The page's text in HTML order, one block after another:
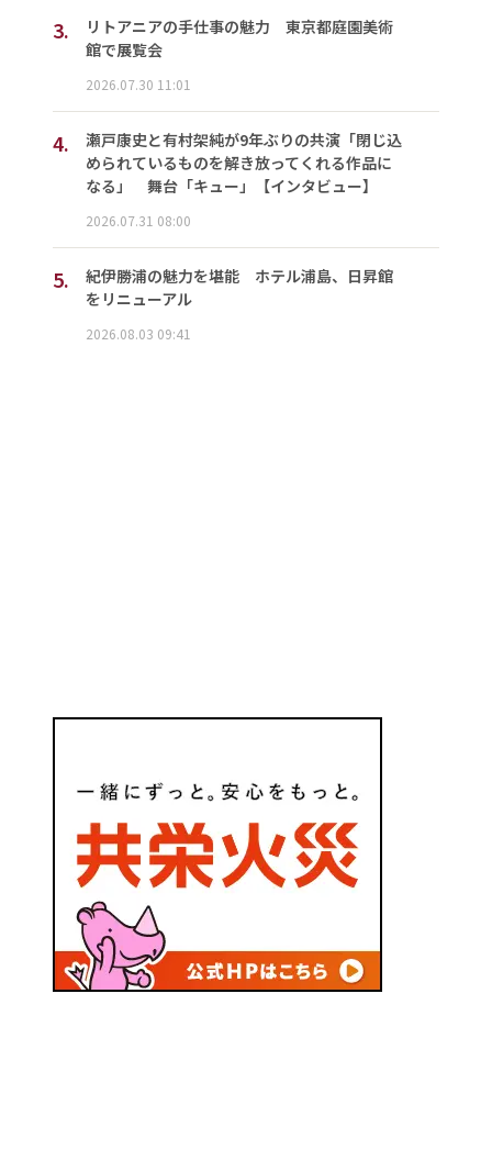
3.
リトアニアの手仕事の魅力 東京都庭園美術
館で展覧会
2026.07.30 11:01
4.
瀬戸康史と有村架純が9年ぶりの共演「閉じ込
められているものを解き放ってくれる作品に
なる」 舞台「キュー」【インタビュー】
2026.07.31 08:00
5.
紀伊勝浦の魅力を堪能 ホテル浦島、日昇館
をリニューアル
2026.08.03 09:41